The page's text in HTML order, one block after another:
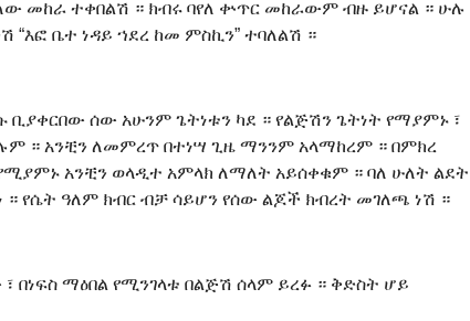
መከራ ተቀበልሽ ። ክብሩ ባየለ ቍጥር መከራውም ብዙ ይሆናል ። ሁሉ
ቤተ ነዳይ ኀደረ ከመ ምስኪን” ተባለልሽ ።
ቢያቀርበው ሰው አሁንም ጌትነቱን ካደ ። የልጅሽን ጌትነት የማያምኑ ፣
። አንቺን ለመምረጥ በተነሣ ጊዜ ማንንም አላማከረም ። በምክረ
አንቺን ወላዲተ አምላክ ለማለት አይሰቀቁም ። ባለ ሁለት ልደት
። የሴት ዓለም ክብር ብቻ ሳይሆን የሰው ልጆች ክብረት መገለጫ ነሽ ።
ማዕበል የሚንገላቱ በልጅሽ ሰላም ይረፉ ። ቅድስት ሆይ